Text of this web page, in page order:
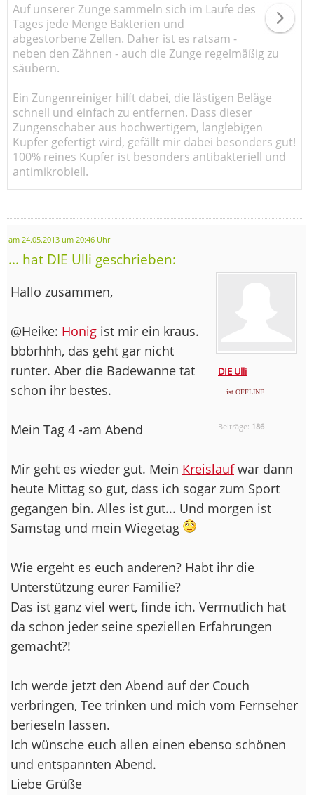
Auf unserer Zunge sammeln sich im Laufe des
Tages jede Menge Bakterien und
abgestorbene Zellen. Daher ist es ratsam -
neben den Zähnen - auch die Zunge regelmäßig zu
säubern.
Ein Zungenreiniger hilft dabei, die lästigen Beläge
schnell und einfach zu entfernen. Dass dieser
Zungenschaber aus hochwertigem, langlebigen
Kupfer gefertigt wird, gefällt mir dabei besonders gut!
100% reines Kupfer ist besonders antibakteriell und
antimikrobiell.
am 24.05.2013 um 20:46 Uhr
... hat DIE Ulli geschrieben:
DIE Ulli
... ist OFFLINE
Beiträge: 186
Hallo zusammen,
@Heike: Honig ist mir ein kraus.
bbbrhhh, das geht gar nicht
runter. Aber die Badewanne tat
schon ihr bestes.
Mein Tag 4 -am Abend
Mir geht es wieder gut. Mein Kreislaufwar dann
heute Mittag so gut, dass ich sogar zum Sport
gegangen bin. Alles ist gut... Und morgen ist
Samstag und mein Wiegetag
Wie ergeht es euch anderen? Habt ihr die
Unterstützung eurer Familie?
Das ist ganz viel wert, finde ich. Vermutlich hat
da schon jeder seine speziellen Erfahrungen
gemacht?!
Ich werde jetzt den Abend auf der Couch
verbringen, Tee trinken und mich vom Fernseher
berieseln lassen.
Ich wünsche euch allen einen ebenso schönen
und entspannten Abend.
Liebe Grüße